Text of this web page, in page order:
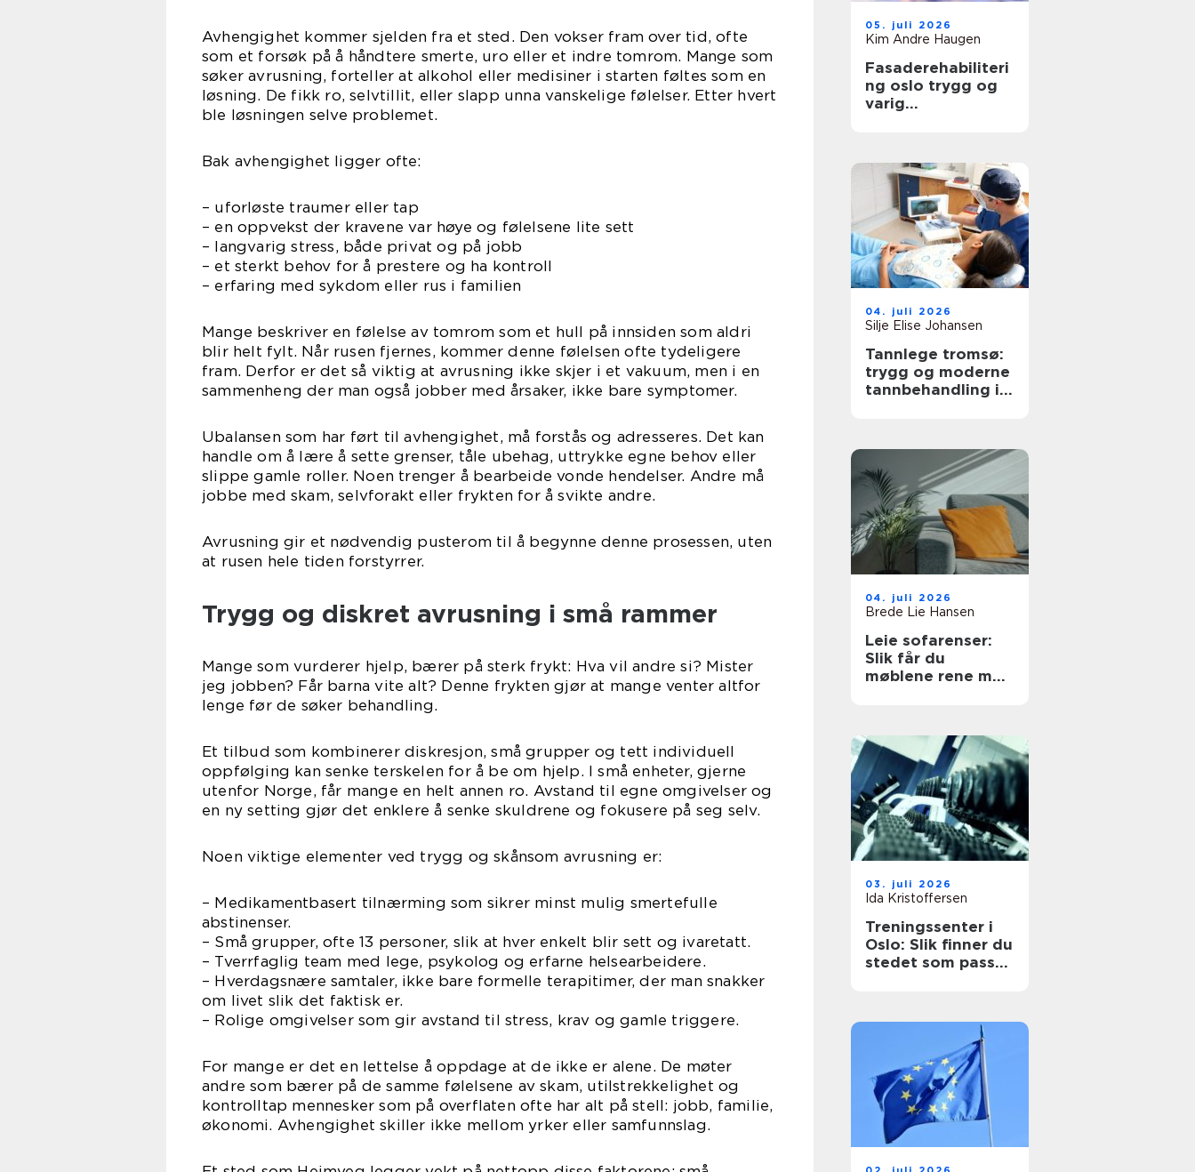
Avhengighet kommer sjelden fra et sted. Den vokser fram over tid, ofte
som et forsøk på å håndtere smerte, uro eller et indre tomrom. Mange som
søker avrusning, forteller at alkohol eller medisiner i starten føltes som en
løsning. De fikk ro, selvtillit, eller slapp unna vanskelige følelser. Etter hvert
ble løsningen selve problemet.
Bak avhengighet ligger ofte:
– uforløste traumer eller tap
– en oppvekst der kravene var høye og følelsene lite sett
– langvarig stress, både privat og på jobb
– et sterkt behov for å prestere og ha kontroll
– erfaring med sykdom eller rus i familien
Mange beskriver en følelse av tomrom som et hull på innsiden som aldri
blir helt fylt. Når rusen fjernes, kommer denne følelsen ofte tydeligere
fram. Derfor er det så viktig at avrusning ikke skjer i et vakuum, men i en
sammenheng der man også jobber med årsaker, ikke bare symptomer.
Ubalansen som har ført til avhengighet, må forstås og adresseres. Det kan
handle om å lære å sette grenser, tåle ubehag, uttrykke egne behov eller
slippe gamle roller. Noen trenger å bearbeide vonde hendelser. Andre må
jobbe med skam, selvforakt eller frykten for å svikte andre.
Avrusning gir et nødvendig pusterom til å begynne denne prosessen, uten
at rusen hele tiden forstyrrer.
Trygg og diskret avrusning i små rammer
Mange som vurderer hjelp, bærer på sterk frykt: Hva vil andre si? Mister
jeg jobben? Får barna vite alt? Denne frykten gjør at mange venter altfor
lenge før de søker behandling.
Et tilbud som kombinerer diskresjon, små grupper og tett individuell
oppfølging kan senke terskelen for å be om hjelp. I små enheter, gjerne
utenfor Norge, får mange en helt annen ro. Avstand til egne omgivelser og
en ny setting gjør det enklere å senke skuldrene og fokusere på seg selv.
Noen viktige elementer ved trygg og skånsom avrusning er:
– Medikamentbasert tilnærming som sikrer minst mulig smertefulle
abstinenser.
– Små grupper, ofte 13 personer, slik at hver enkelt blir sett og ivaretatt.
– Tverrfaglig team med lege, psykolog og erfarne helsearbeidere.
– Hverdagsnære samtaler, ikke bare formelle terapitimer, der man snakker
om livet slik det faktisk er.
– Rolige omgivelser som gir avstand til stress, krav og gamle triggere.
For mange er det en lettelse å oppdage at de ikke er alene. De møter
andre som bærer på de samme følelsene av skam, utilstrekkelighet og
kontrolltap mennesker som på overflaten ofte har alt på stell: jobb, familie,
økonomi. Avhengighet skiller ikke mellom yrker eller samfunnslag.
05. juli 2026
Kim Andre Haugen
Fasaderehabiliteri
ng oslo trygg og
varig
04. juli 2026
Silje Elise Johansen
Tannlege tromsø:
trygg og moderne
tannbehandling i
04. juli 2026
Brede Lie Hansen
Leie sofarenser:
Slik får du
møblene rene med
03. juli 2026
Ida Kristoffersen
Treningssenter i
Oslo: Slik finner du
stedet som passer